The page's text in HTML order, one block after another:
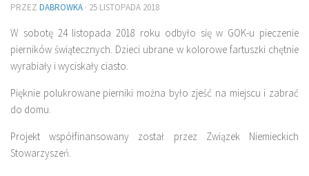
PRZEZ DABROWKA · 25 LISTOPADA 2018
W sobotę 24 listopada 2018 roku odbyło się w GOK-u pieczenie
pierników świątecznych. Dzieci ubrane w kolorowe fartuszki chętnie
wyrabiały i wyciskały ciasto.
Pięknie polukrowane pierniki można było zjeść na miejscu i zabrać
do domu.
Projekt współfinansowany został przez Związek Niemieckich
Stowarzyszeń.